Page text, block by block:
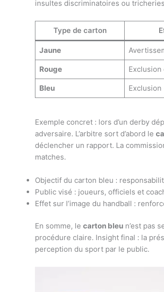
insultes discriminatoires ou
Type de carton
Jaune
Rouge Exclusion
Bleu
Exemple concret : lors d’un derby
adversaire. L’arbitre sort d’abord le
déclencher un rapport. La
matches.
Objectif du carton bleu :
Public visé : joueurs, officiels et
Effet sur l’image du handball :
En somme, le carton bleu n’est pas
procédure claire. Insight final : la
perception du sport par le public.